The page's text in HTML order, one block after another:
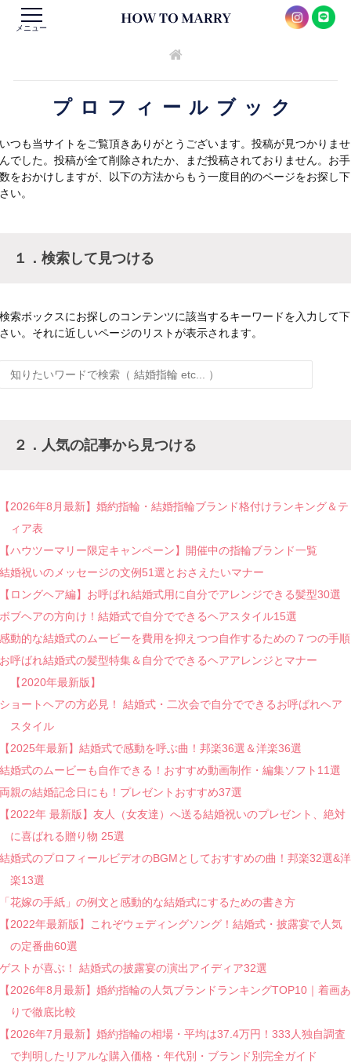
メニュー
プロフィールブック
いつも当サイトをご覧頂きありがとうございます。投稿が見つかりませ
んでした。投稿が全て削除されたか、まだ投稿されておりません。お手
数をおかけしますが、以下の方法からもう一度目的のページをお探し下
さい。
１．検索して見つける
検索ボックスにお探しのコンテンツに該当するキーワードを入力して下
さい。それに近しいページのリストが表示されます。
２．人気の記事から見つける
【2026年8月最新】婚約指輪・結婚指輪ブランド格付けランキング＆テ
ィア表
【ハウツーマリー限定キャンペーン】開催中の指輪ブランド一覧
結婚祝いのメッセージの文例51選とおさえたいマナー
【ロングヘア編】お呼ばれ結婚式用に自分でアレンジできる髪型30選
ボブヘアの方向け！結婚式で自分でできるヘアスタイル15選
感動的な結婚式のムービーを費用を抑えつつ自作するための７つの手順
お呼ばれ結婚式の髪型特集＆自分でできるヘアアレンジとマナー
【2020年最新版】
ショートヘアの方必見！ 結婚式・二次会で自分でできるお呼ばれヘア
スタイル
【2025年最新】結婚式で感動を呼ぶ曲！邦楽36選＆洋楽36選
結婚式のムービーも自作できる！おすすめ動画制作・編集ソフト11選
両親の結婚記念日にも！プレゼントおすすめ37選
【2022年 最新版】友人（女友達）へ送る結婚祝いのプレゼント、絶対
に喜ばれる贈り物 25選
結婚式のプロフィールビデオのBGMとしておすすめの曲！邦楽32選&洋
楽13選
「花嫁の手紙」の例文と感動的な結婚式にするための書き方
【2022年最新版】これぞウェディングソング！結婚式・披露宴で人気
の定番曲60選
ゲストが喜ぶ！ 結婚式の披露宴の演出アイディア32選
【2026年8月最新】婚約指輪の人気ブランドランキングTOP10｜着画あ
りで徹底比較
【2026年7月最新】婚約指輪の相場・平均は37.4万円！333人独自調査
で判明したリアルな購入価格・年代別・ブランド別完全ガイド